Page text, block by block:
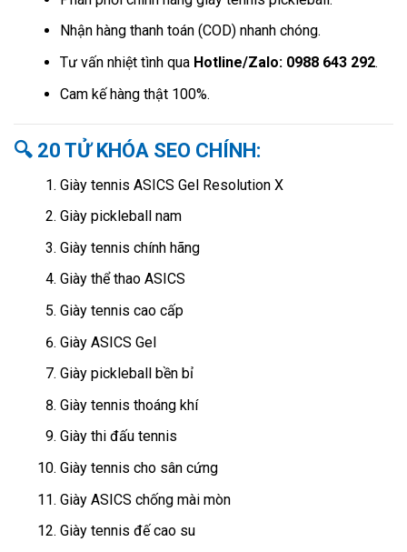
Nhận hàng thanh toán (COD) nhanh chóng.
Tư vấn nhiệt tình qua Hotline/Zalo: 0988 643 292.
Cam kế hàng thật 100%.
🔍 20 TỬ KHÓA SEO CHÍNH:
Giày tennis ASICS Gel Resolution X
Giày pickleball nam
Giày tennis chính hãng
Giày thể thao ASICS
Giày tennis cao cấp
Giày ASICS Gel
Giày pickleball bền bỉ
Giày tennis thoáng khí
Giày thi đấu tennis
Giày tennis cho sân cứng
Giày ASICS chống mài mòn
Giày tennis đế cao su